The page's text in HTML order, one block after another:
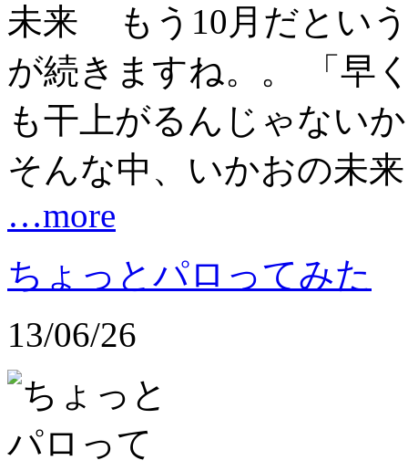
もう10月だとい
が続きますね。。 「早
も干上がるんじゃない
そんな中、いかおの未
…more
ちょっとパロってみた
13/06/26